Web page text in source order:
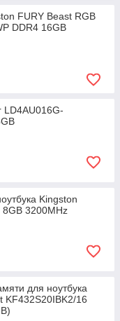
FURY Beast RGB
DDR4 16GB
Kingston
8GB 3200MHz
для ноутбука
KF432S20IBK2/16